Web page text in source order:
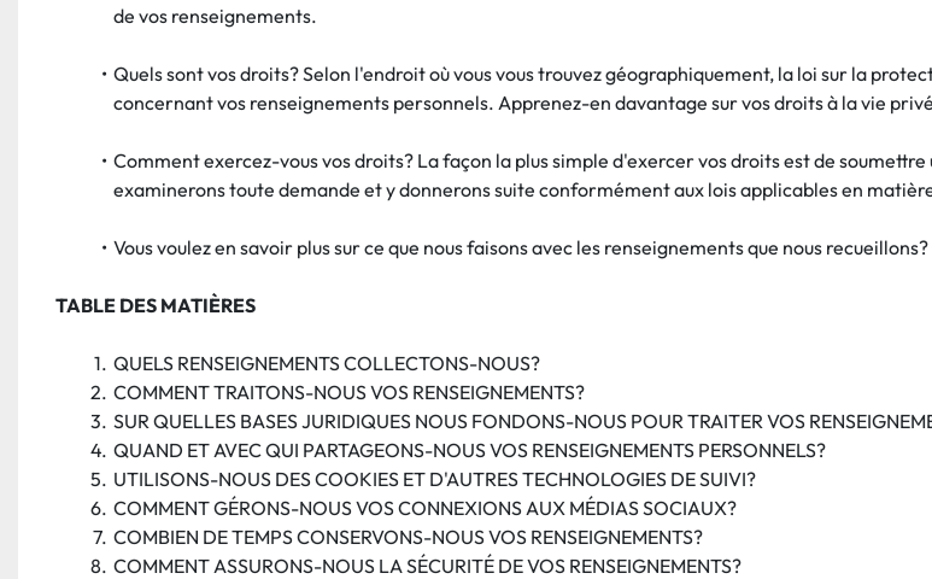
de vos renseignements.
Quels sont vos droits? Selon l'endroit où vous vous trouvez géographiquement, la loi sur la
concernant vos renseignements personnels. Apprenez-en davantage sur vos droits à la vie
Comment exercez-vous vos droits? La façon la plus simple d'exercer vos droits est de
examinerons toute demande et y donnerons suite conformément aux lois applicables en
Vous voulez en savoir plus sur ce que nous faisons avec les renseignements que nous
TABLE DES MATIÈRES
QUELS RENSEIGNEMENTS COLLECTONS-NOUS?
COMMENT TRAITONS-NOUS VOS RENSEIGNEMENTS?
SUR QUELLES BASES JURIDIQUES NOUS FONDONS-NOUS POUR TRAITER VOS
QUAND ET AVEC QUI PARTAGEONS-NOUS VOS RENSEIGNEMENTS PERSONNELS?
UTILISONS-NOUS DES COOKIES ET D'AUTRES TECHNOLOGIES DE SUIVI?
COMMENT GÉRONS-NOUS VOS CONNEXIONS AUX MÉDIAS SOCIAUX?
COMBIEN DE TEMPS CONSERVONS-NOUS VOS RENSEIGNEMENTS?
COMMENT ASSURONS-NOUS LA SÉCURITÉ DE VOS RENSEIGNEMENTS?